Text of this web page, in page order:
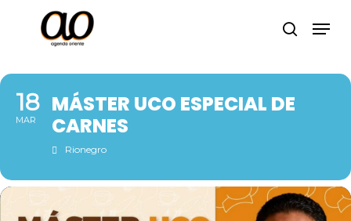
content
search
18
MAR
MÁSTER UCO ESPECIAL DE
CARNES
Rionegro